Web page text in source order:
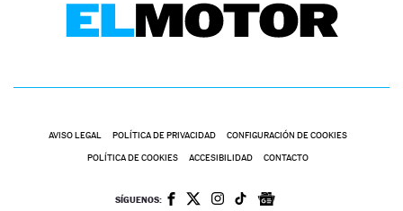
AVISO LEGAL POLÍTICA DE PRIVACIDAD CONFIGURACIÓN DE COOKIES
POLÍTICA DE COOKIES ACCESIBILIDAD CONTACTO
SÍGUENOS: